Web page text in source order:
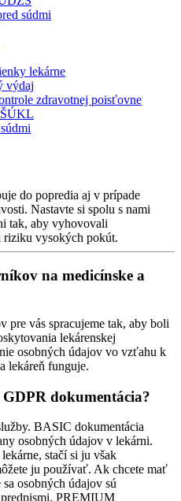
súdmi
lekárne
výdaj
zdravotnej poisťovne
ŠÚKL
do popredia aj v prípade
Nastavte si spolu s nami
tak, aby vyhovovali
riziku vysokých pokút.
na medicínske a
pre vás spracujeme tak, aby boli
lekárenskej
osobných údajov vo vzťahu k
lekáreň funguje.
dokumentácia?
BASIC dokumentácia
osobných údajov v lekárni.
stačí si ju však
ju používať. Ak chcete mať
osobných údajov sú
PREMIUM